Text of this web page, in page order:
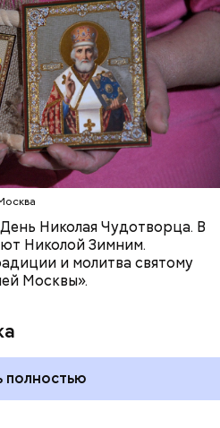
Николая Чудотворца. В
Николой Зимним.
и молитва святому
Москвы».
смерти от рук
полностью
ЦЕРКОВЬ